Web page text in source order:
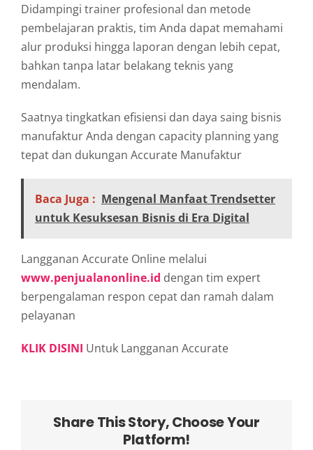
Didampingi trainer profesional dan metode
pembelajaran praktis, tim Anda dapat memahami
alur produksi hingga laporan dengan lebih cepat,
bahkan tanpa latar belakang teknis yang
mendalam.
Saatnya tingkatkan efisiensi dan daya saing bisnis
manufaktur Anda dengan capacity planning yang
tepat dan dukungan Accurate Manufaktur
Baca Juga : Mengenal Manfaat Trendsetter
untuk Kesuksesan Bisnis di Era Digital
Langganan Accurate Online melalui
www.penjualanonline.id dengan tim expert
berpengalaman respon cepat dan ramah dalam
pelayanan
KLIK DISINI Untuk Langganan Accurate
Share This Story, Choose Your
Platform!